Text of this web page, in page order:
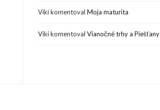
VikikomentovalMoja maturita
VikikomentovalVianočné trhy a Piešťany